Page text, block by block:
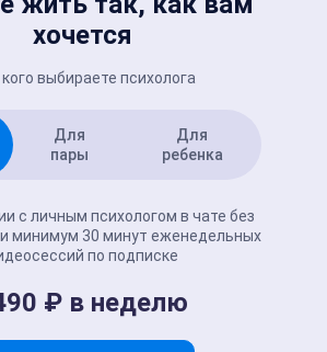
хочется
выбираете психолога
Для
пары
Для
ребенка
с личным психологом в чате без
минимум 30 минут еженедельных
по подписке
₽ в неделю